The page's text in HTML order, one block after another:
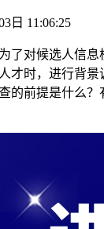
日 11:06:25
了对候选人信
才时，进行背景
的前提是什么